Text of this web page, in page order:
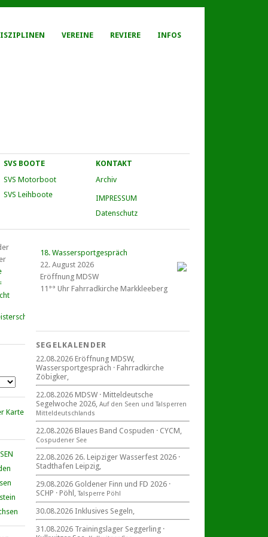
VEREINE REVIERE INFOS
SVS BOOTE
SVS Motorboot
SVS Leihboote
KONTAKT
Archiv
IMPRESSUM
Datenschutz
18. Wassersportgespräch
22. August 2026
Eröffnung MDSW
11°° Uhr Fahrrad­kirche Markkleeberg
22. August 2026
beim CYCM
für alle Segler am See
Mitteldeutsche Segelwoche
22. – 30. August 2026 in Sachsen ·
Thüringen · Sachsen Anhalt
Goldener Finn und FD 2026
29. – 30. August 2026
beim SCHP auf der Talsperre Pöhl
SEGELKALENDER
22.08.2026 Eröffnung MDSW,
Wassersportgespräch · Fahrradkirche
Zöbigker,
22.08.2026 MDSW · Mitteldeutsche
Segelwoche 2026, Auf den Seen und Tal­sperren
Mittel­deut­sch­lands
22.08.2026 Blaues Band Cospuden · CYCM,
Cospudener See
22.08.2026 26. Leipziger Wasserfest 2026 ·
Stadthafen Leipzig,
29.08.2026 Goldener Finn und FD 2026 ·
SCHP · Pöhl, Talsperre Pöhl
30.08.2026 Inklusives Segeln,
31.08.2026 Trainingslager Seggerling ·